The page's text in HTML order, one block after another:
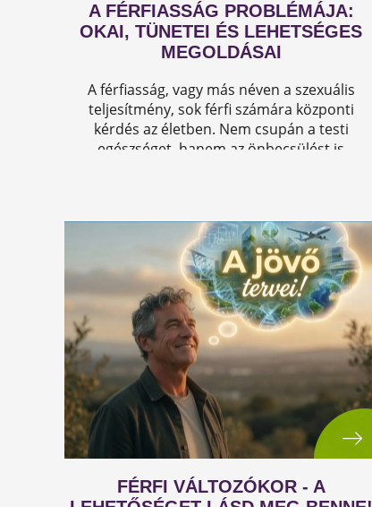
A FÉRFIASSÁG PROBLÉMÁJA:
OKAI, TÜNETEI ÉS LEHETSÉGES
MEGOLDÁSAI
A férfiasság, vagy más néven a szexuális
teljesítmény, sok férfi számára központi
kérdés az életben. Nem csupán a testi
egészséget, hanem az önbecsülést is
FÉRFI VÁLTOZÓKOR - A